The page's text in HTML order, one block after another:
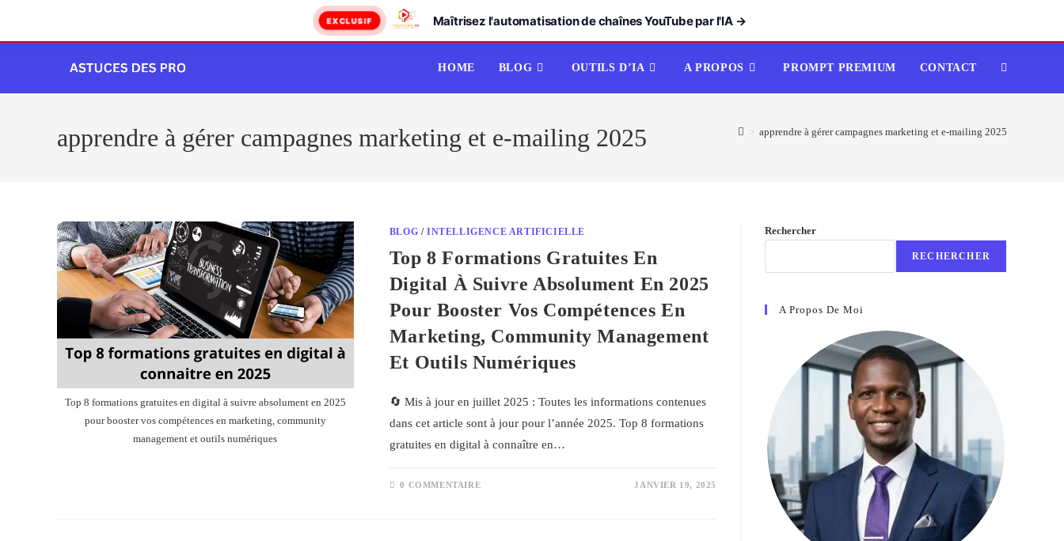
EXCLUSIF Maîtrisez l'automatisation de chaînes YouTube par l'IA →
content
HOME BLOG OUTILS D’IA A PROPOS PROMPT PREMIUM CONTACT TOGGLE
apprendre à gérer campagnes marketing et e-mailing 2025 > apprendre à gérer campagnes marketing et e-mailing 2025
Top 8 formations gratuites en digital à suivre absolument en 2025
pour booster vos compétences en marketing, community
management et outils numériques
BLOG /INTELLIGENCE ARTIFICIELLE
Top 8 Formations Gratuites En
Digital À Suivre Absolument En 2025
Pour Booster Vos Compétences En
Marketing, Community Management
Et Outils Numériques
🔄 Mis à jour en juillet 2025 : Toutes les informations contenues
dans cet article sont à jour pour l’année 2025. Top 8 formations
gratuites en digital à connaître en…
0 COMMENTAIRE JANVIER 19, 2025
Rechercher
RECHERCHER
A Propos De Moi